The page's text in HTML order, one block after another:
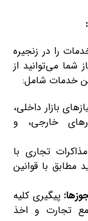
را در زنجیره
شما می‌توانید از
خدمات شامل:
بازار داخلی،
خارجی، و
تجاری با
مطابق با قوانین
پیگیری کلیه
تجارت و اخذ